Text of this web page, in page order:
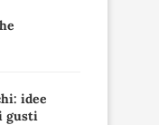
idee
gusti